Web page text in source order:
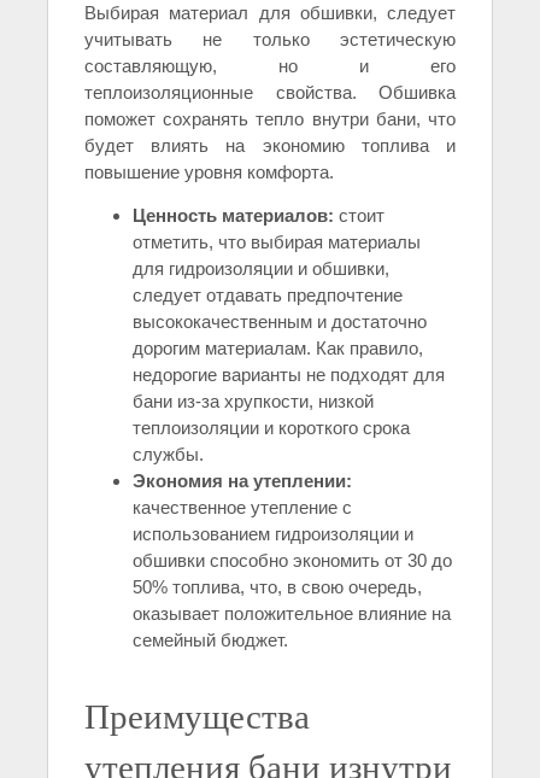
Выбирая материал для обшивки, следует
учитывать не только эстетическую
составляющую, но и его
теплоизоляционные свойства. Обшивка
поможет сохранять тепло внутри бани, что
будет влиять на экономию топлива и
повышение уровня комфорта.
Ценность материалов: стоит
отметить, что выбирая материалы
для гидроизоляции и обшивки,
следует отдавать предпочтение
высококачественным и достаточно
дорогим материалам. Как правило,
недорогие варианты не подходят для
бани из-за хрупкости, низкой
теплоизоляции и короткого срока
службы.
Экономия на утеплении:
качественное утепление с
использованием гидроизоляции и
обшивки способно экономить от 30 до
50% топлива, что, в свою очередь,
оказывает положительное влияние на
семейный бюджет.
Преимущества
утепления бани изнутри